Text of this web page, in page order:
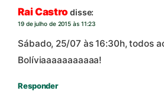
Rai Castro disse:
19 de julho de 2015 às 11:23
Sábado, 25/07 às 16:30h, todos
Bolíviaaaaaaaaaaa!
Responder